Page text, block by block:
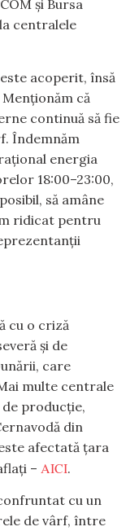
și Bursa
centralele
acoperit, însă
că
continuă să fie
Îndemnăm
energia
18:00–23:00,
să amâne
ridicat pentru
cu o criză
și de
care
multe centrale
producție,
din
afectată țara
– AICI.
cu un
de vârf, între